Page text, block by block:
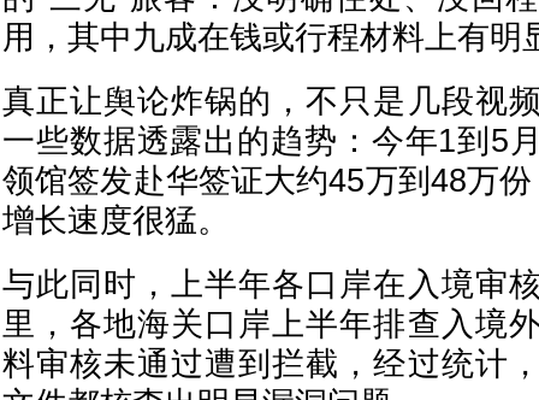
用，其中九成在钱或行程材料上有明
真正让舆论炸锅的，不只是几段视
一些数据透露出的趋势：今年1到5
领馆签发赴华签证大约45万到48万
增长速度很猛。
与此同时，上半年各口岸在入境审
里，各地海关口岸上半年排查入境
料审核未通过遭到拦截，经过统计